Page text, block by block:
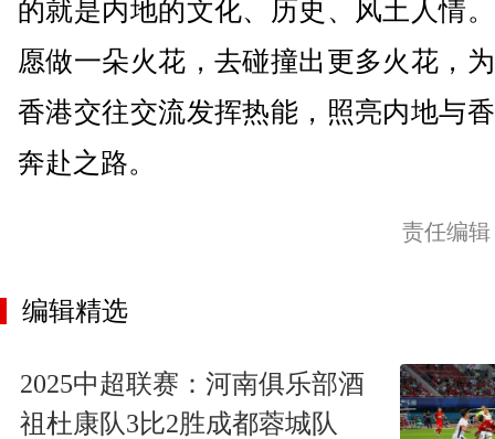
的就是内地的文化、历史、风土人情
愿做一朵火花，去碰撞出更多火花，
香港交往交流发挥热能，照亮内地与
奔赴之路。
责任编
编辑精选
2025中超联赛：河南俱乐部酒
祖杜康队3比2胜成都蓉城队